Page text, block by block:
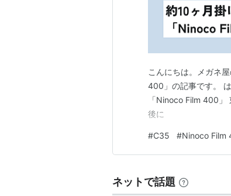
こんにちは。メガネ
400」の記事です。
「Ninoco Film 400
後に
#C35 #Ninoco Film
ネットで話題